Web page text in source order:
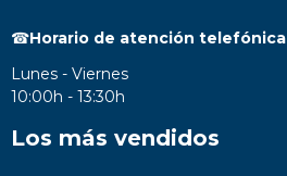
☎Horario de atención telefónica
Lunes - Viernes
10:00h - 13:30h
Los más vendidos